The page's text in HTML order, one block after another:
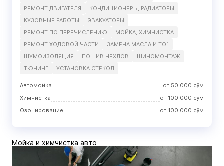
РЕМОНТ ДВИГАТЕЛЯ
КОНДИЦИОНЕРЫ, РАДИАТОРЫ
КУЗОВНЫЕ РАБОТЫ
ЭВАКУАТОРЫ
РЕМОНТ ПО ПЕРЕЧИСЛЕНИЮ
МОЙКА, ХИМЧИСТКА
РЕМОНТ ХОДOВОЙ ЧАСТИ
ЗАМЕНА МАСЛА И ТО1
ШУМОИЗОЛЯЦИЯ
ПОШИВ ЧЕХЛОВ
ШИНОМОНТАЖ
ТЮНИНГ
УСТАНОВКА СТЕКОЛ
Автомойка от 50 000 сўм
Химчистка
от 100 000 сўм
Озонирование
от 100 000 сўм
Мойка и химчистка авто